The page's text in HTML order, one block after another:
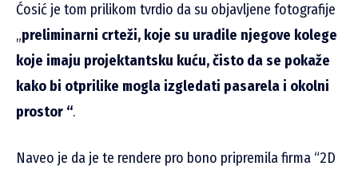
Ćosić je tom prilikom tvrdio da su objavljene fotografije
„preliminarni crteži, koje su uradile njegove kolege
koje imaju projektantsku kuću, čisto da se pokaže
kako bi otprilike mogla izgledati pasarela i okolni
prostor “.
Naveo je da je te rendere pro bono pripremila firma “2D